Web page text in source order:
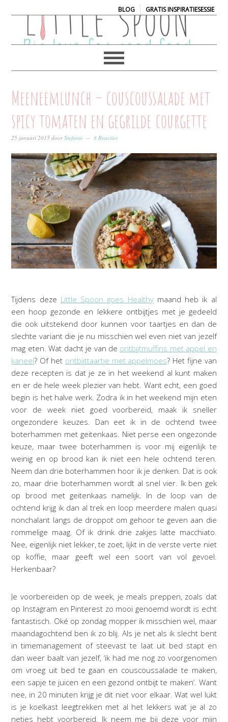
BLOG| GRATIS INSPIRATIESESSIE
Meeneemlunch – couscoussalade met
spicy tomaten en gegrilde courgette
25 januari 2015 doorStefanie 8 Reacties
Tijdens deze Little Spoon goes Healthymaand heb ik al
een hoop gezonde en lekkere ontbijtjes met je gedeeld
die ook uitstekend door kunnen voor taartjes en dan de
slechte variant die je nu misschien wel even niet van jezelf
mag eten. Wat dacht je van de ontbijtmuffins met appel en
kaneel? Of het ontbijttaartje met appelmoes? Het fijne van
deze recepten is dat je ze in het weekend al kunt maken
en er de hele week plezier van hebt. Want echt, een goed
begin is het halve werk. Zodra ik in het weekend mijn eten
voor de week niet goed voorbereid, maak ik sneller
ongezondere keuzes. Dan eet ik in de ochtend twee
boterhammen met geitenkaas. Niet perse een ongezonde
keuze, maar twee boterhammen is voor mij eigenlijk te
weinig en op brood kan ik niet een hele ochtend teren.
Neem dan drie boterhammen hoor ik je denken. Dat is ook
zo, maar drie boterhammen wordt al snel vier. Ik ben gek
op brood met geitenkaas namelijk. In de loop van de
ochtend krijg ik dan al trek en loop meerdere malen quasi
nonchalant langs de droppot om gehoor te geven aan die
rommelige maag. Of ik drink drie zakjes latte macchiato.
Nee, eigenlijk niet lekker, te zoet, lijkt in de verste verte niet
op koffie, maar geeft wel een soort van vol gevoel.
Herkenbaar?
Je voorbereiden op de week, je meals preppen, zoals dat
op Instagram en Pinterest zo mooi genoemd wordt is echt
fantastisch. Oké op zondag mopper ik misschien wel, maar
maandagochtend ben ik zo blij. Als je net als ik slecht bent
in timemanagement of steevast te laat uit bed stapt en
dan weer baalt van jezelf, ‘ik had me nog zo voorgenomen
om vroeg uit bed te gaan en couscoussalade te maken,
een sapje te juicen en een gezond ontbijt te maken’. Want
nee, in 20 minuten krijg je dit niet voor elkaar. Wat wel lukt
is je koelkast leegtrekken met al het lekkers wat je al zo
netjes hebt voorbereid. Ik neem me bij deze voor mijn